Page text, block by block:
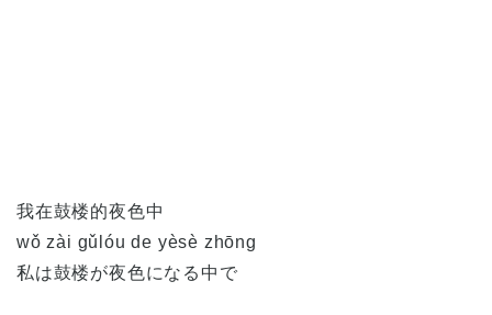
我在鼓楼的夜色中
wǒ zài gǔlóu de yèsè zhōng
私は鼓楼が夜色になる中で